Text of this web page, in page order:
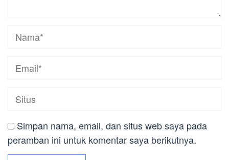
Simpan nama, email, dan situs web saya pada
peramban ini untuk komentar saya berikutnya.